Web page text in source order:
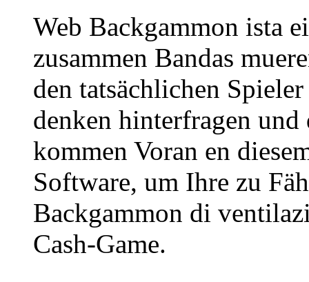
Web Backgammon ista
zusammen Bandas
den tatsächlichen
denken hinterfragen
kommen Voran en
Software, um Ihre zu
Backgammon di
Cash-Game.